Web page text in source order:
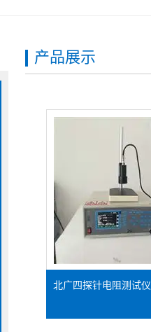
产品展示
北广四探针电阻测试仪